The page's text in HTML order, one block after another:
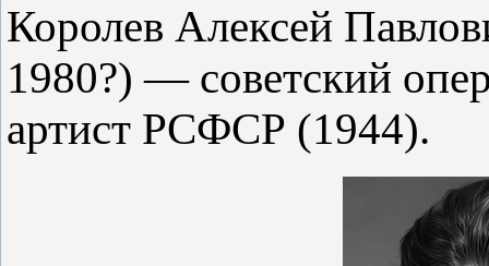
Королев Алексей
1980?) — советский
артист РСФСР (1944).